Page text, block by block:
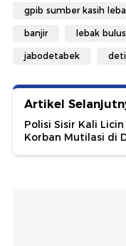
gpib sumber kasih
banjir lebak bulus
jabodetabek
Artikel
Polisi Sisir Kali
Korban Mutilasi di